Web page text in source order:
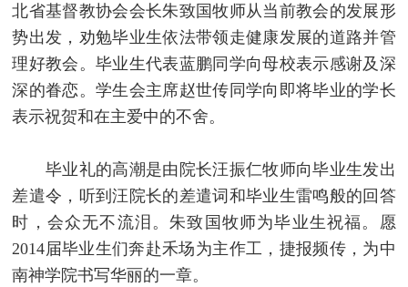
北省基督教协会会长朱致国牧师从当前教会的发展形
势出发，劝勉毕业生依法带领走健康发展的道路并管
理好教会。毕业生代表蓝鹏同学向母校表示感谢及深
深的眷恋。学生会主席赵世传同学向即将毕业的学长
表示祝贺和在主爱中的不舍。
毕业礼的高潮是由院长汪振仁牧师向毕业生发出
差遣令，听到汪院长的差遣词和毕业生雷鸣般的回答
时，会众无不流泪。朱致国牧师为毕业生祝福。愿
2014届毕业生们奔赴禾场为主作工，捷报频传，为中
南神学院书写华丽的一章。